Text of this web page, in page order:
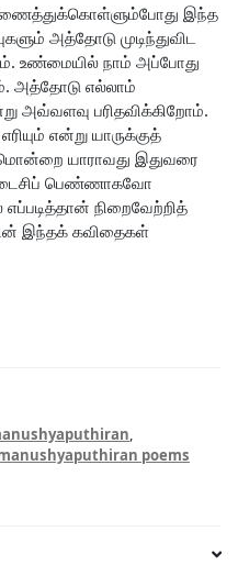
இந்த
அத்தோடு முடிந்துவிட
உண்மையில் நாம் அப்போது
அத்தோடு எல்லாம்
அவ்வளவு பரிதவிக்கிறோம்.
என்று யாருக்குத்
யாராவது இதுவரை
கடைசிப் பெண்ணாகவோ
நிறைவேற்றித்
இந்தக் கவிதைகள்
,
poems